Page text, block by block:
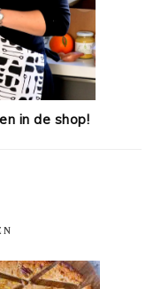
in de shop!